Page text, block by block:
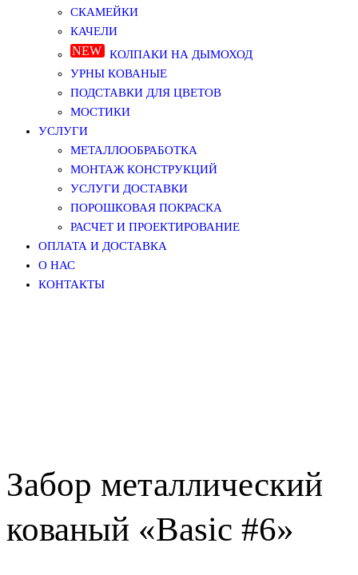
СКАМЕЙКИ
КАЧЕЛИ
КОЛПАКИ НА ДЫМОХОД
УРНЫ КОВАНЫЕ
ПОДСТАВКИ ДЛЯ ЦВЕТОВ
МОСТИКИ
УСЛУГИ
МЕТАЛЛООБРАБОТКА
МОНТАЖ КОНСТРУКЦИЙ
УСЛУГИ ДОСТАВКИ
ПОРОШКОВАЯ ПОКРАСКА
РАСЧЕТ И ПРОЕКТИРОВАНИЕ
ОПЛАТА И ДОСТАВКА
О НАС
КОНТАКТЫ
Забор металлический
кованый «Basic #6»